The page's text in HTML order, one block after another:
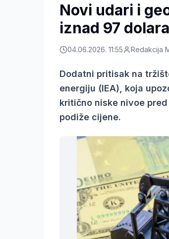
Novi udari i
iznad 97 dolara
04.06.2026. 11:55 Redakcija
Dodatni pritisak na
energiju (IEA), koja
kritično niske nivoe
podiže cijene.